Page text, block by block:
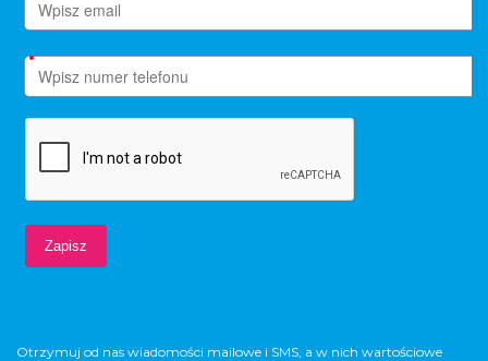
Otrzymuj od nas wiadomości mailowe i SMS, a w nich wartościowe